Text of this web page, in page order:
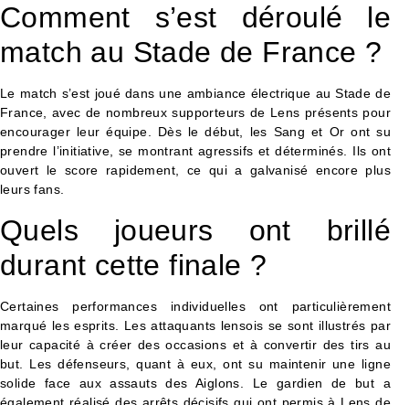
Comment s’est déroulé le
match au Stade de France ?
Le match s’est joué dans une ambiance électrique au Stade de
France, avec de nombreux supporteurs de Lens présents pour
encourager leur équipe. Dès le début, les Sang et Or ont su
prendre l’initiative, se montrant agressifs et déterminés. Ils ont
ouvert le score rapidement, ce qui a galvanisé encore plus
leurs fans.
Quels joueurs ont brillé
durant cette finale ?
Certaines performances individuelles ont particulièrement
marqué les esprits. Les attaquants lensois se sont illustrés par
leur capacité à créer des occasions et à convertir des tirs au
but. Les défenseurs, quant à eux, ont su maintenir une ligne
solide face aux assauts des Aiglons. Le gardien de but a
également réalisé des arrêts décisifs qui ont permis à Lens de